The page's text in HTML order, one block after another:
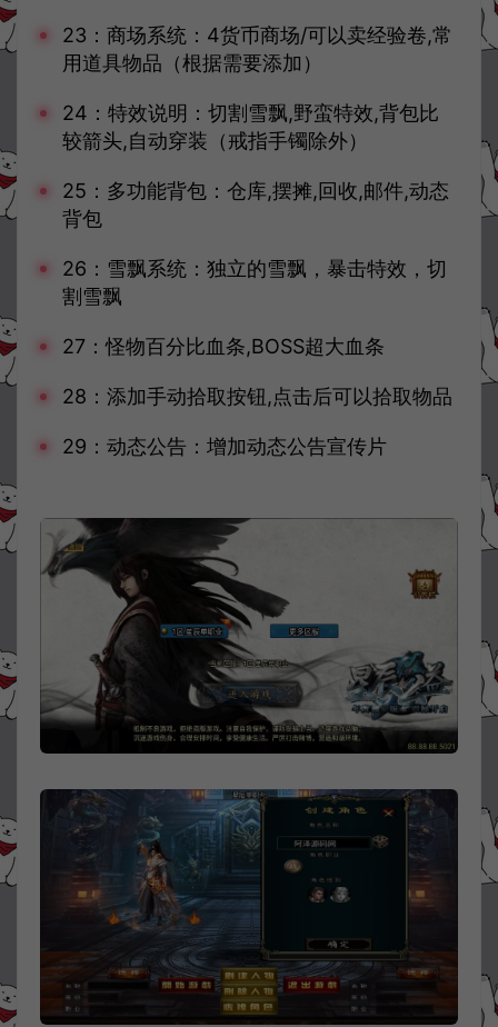
23：商场系统：4货币商场/可以卖经验卷,常
用道具物品（根据需要添加）
24：特效说明：切割雪飘,野蛮特效,背包比
较箭头,自动穿装（戒指手镯除外）
25：多功能背包：仓库,摆摊,回收,邮件,动态
背包
26：雪飘系统：独立的雪飘，暴击特效，切
割雪飘
27：怪物百分比血条,BOSS超大血条
28：添加手动拾取按钮,点击后可以拾取物品
29：动态公告：增加动态公告宣传片